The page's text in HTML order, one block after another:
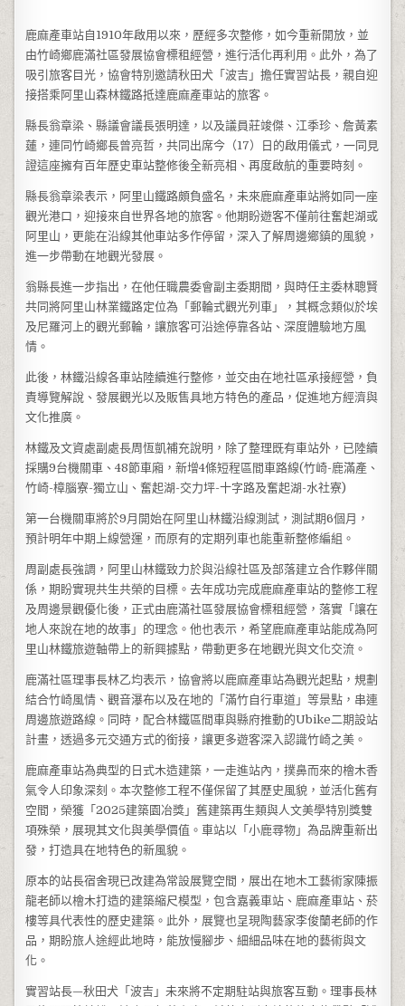
鹿麻產車站自1910年啟用以來，歷經多次整修，如今重新開放，並
由竹崎鄉鹿滿社區發展協會標租經營，進行活化再利用。此外，為了
吸引旅客目光，協會特別邀請秋田犬「波吉」擔任實習站長，親自迎
接搭乘阿里山森林鐵路抵達鹿麻產車站的旅客。
縣長翁章梁、縣議會議長張明達，以及議員莊竣傑、江季珍、詹黃素
蓮，連同竹崎鄉長曾亮哲，共同出席今（17）日的啟用儀式，一同見
證這座擁有百年歷史車站整修後全新亮相、再度啟航的重要時刻。
縣長翁章梁表示，阿里山鐵路頗負盛名，未來鹿麻產車站將如同一座
觀光港口，迎接來自世界各地的旅客。他期盼遊客不僅前往奮起湖或
阿里山，更能在沿線其他車站多作停留，深入了解周邊鄉鎮的風貌，
進一步帶動在地觀光發展。
翁縣長進一步指出，在他任職農委會副主委期間，與時任主委林聰賢
共同將阿里山林業鐵路定位為「郵輪式觀光列車」，其概念類似於埃
及尼羅河上的觀光郵輪，讓旅客可沿途停靠各站、深度體驗地方風
情。
此後，林鐵沿線各車站陸續進行整修，並交由在地社區承接經營，負
責導覽解說、發展觀光以及販售具地方特色的產品，促進地方經濟與
文化推廣。
林鐵及文資處副處長周恆凱補充說明，除了整理既有車站外，已陸續
採購9台機關車、48節車廂，新增4條短程區間車路線(竹崎-鹿滿產、
竹崎-樟腦寮-獨立山、奮起湖-交力坪-十字路及奮起湖-水社寮)
第一台機關車將於9月開始在阿里山林鐵沿線測試，測試期6個月，
預計明年中期上線營運，而原有的定期列車也能重新整修編組。
周副處長強調，阿里山林鐵致力於與沿線社區及部落建立合作夥伴關
係，期盼實現共生共榮的目標。去年成功完成鹿麻產車站的整修工程
及周邊景觀優化後，正式由鹿滿社區發展協會標租經營，落實「讓在
地人來說在地的故事」的理念。他也表示，希望鹿麻產車站能成為阿
里山林鐵旅遊軸帶上的新興據點，帶動更多在地觀光與文化交流。
鹿滿社區理事長林乙均表示，協會將以鹿麻產車站為觀光起點，規劃
結合竹崎風情、觀音瀑布以及在地的「滿竹自行車道」等景點，串連
周邊旅遊路線。同時，配合林鐵區間車與縣府推動的Ubike二期設站
計畫，透過多元交通方式的銜接，讓更多遊客深入認識竹崎之美。
鹿麻產車站為典型的日式木造建築，一走進站內，撲鼻而來的檜木香
氣令人印象深刻。本次整修工程不僅保留了其歷史風貌，並活化舊有
空間，榮獲「2025建築園冶獎」舊建築再生類與人文美學特別獎雙
項殊榮，展現其文化與美學價值。車站以「小鹿尋物」為品牌重新出
發，打造具在地特色的新風貌。
原本的站長宿舍現已改建為常設展覽空間，展出在地木工藝術家陳振
龍老師以檜木打造的建築縮尺模型，包含嘉義車站、鹿麻產車站、菸
樓等具代表性的歷史建築。此外，展覽也呈現陶藝家李俊蘭老師的作
品，期盼旅人途經此地時，能放慢腳步、細細品味在地的藝術與文
化。
實習站長—秋田犬「波吉」未來將不定期駐站與旅客互動。理事長林